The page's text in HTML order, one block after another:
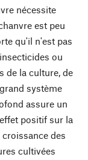
nécessite
est peu
qu'il n'est pas
ou
de la culture, de
système
assure un
positif sur la
des
cultivées